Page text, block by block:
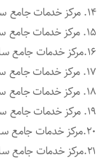
۱۴. مرکز خدمات جامع سلامت روستایی چای قوشان
۱۵. مرکز خدمات جامع سلامت روستایی حاجی قوشان
۱۶.مرکز خدمات جامع سلامت روستایی قره محمد تپه
۱۷. مرکز خدمات جامع سلامت روستایی اگر ی بغاز
۱۸. مرکز خدمات جامع سلامت شهری و روستایی اینچه برون
۱۹. مرکز خدمات جامع سلامت روستایی داشلی برون
۲۰.مرکز خدمات جامع سلامت روستایی کرند
۲۱.مرکز خدمات جامع سلامت روستایی سارجه کر